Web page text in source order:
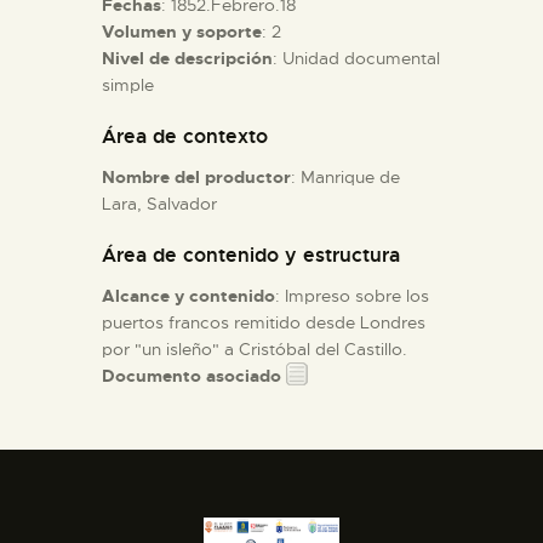
ESPAÑOL
Fechas: 1852.Febrero.18
Volumen y soporte: 2
Nivel de descripción: Unidad documental
simple
Área de contexto
Nombre del productor: Manrique de
Lara, Salvador
Área de contenido y estructura
Alcance y contenido: Impreso sobre los
puertos francos remitido desde Londres
por "un isleño" a Cristóbal del Castillo.
Documento asociado